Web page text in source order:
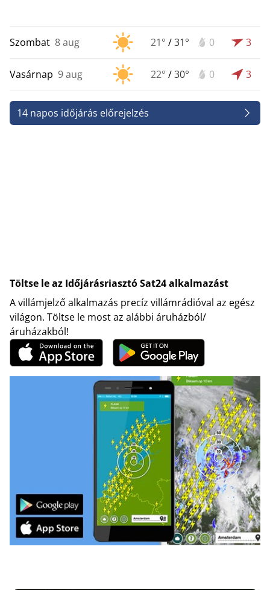
Szombat 8 aug 21° /31° 0 3
Vasárnap 9 aug 22° /30° 0 3
14 napos időjárás előrejelzés
Töltse le az Időjárásriasztó Sat24 alkalmazást
A villámjelző alkalmazás precíz villámrádióval az egész
világon. Töltse le most az alábbi áruházból/
áruházakból!